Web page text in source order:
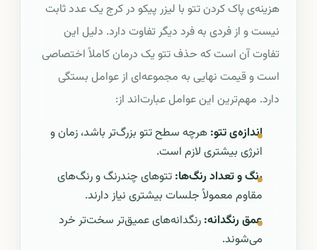
هزینه‌ی پاک کردن تتو با لیزر پیکو در کرج یک عدد ثابت
نیست و از فردی به فرد دیگر تفاوت دارد. دلیل این
تفاوت آن است که حذف تتو یک درمان کاملاً اختصاصی
است و قیمت نهایی به مجموعه‌ای از عوامل بستگی
دارد. مهم‌ترین این عوامل عبارت‌اند از:
اندازه‌ی تتو: هرچه سطح تتو بزرگ‌تر باشد، زمان و
انرژی بیشتری لازم است.
رنگ و تعداد رنگ‌ها: تتوهای چندرنگ و رنگ‌های
مقاوم معمولاً جلسات بیشتری نیاز دارند.
عمق رنگدانه: رنگدانه‌های عمیق‌تر سخت‌تر خرد
می‌شوند.